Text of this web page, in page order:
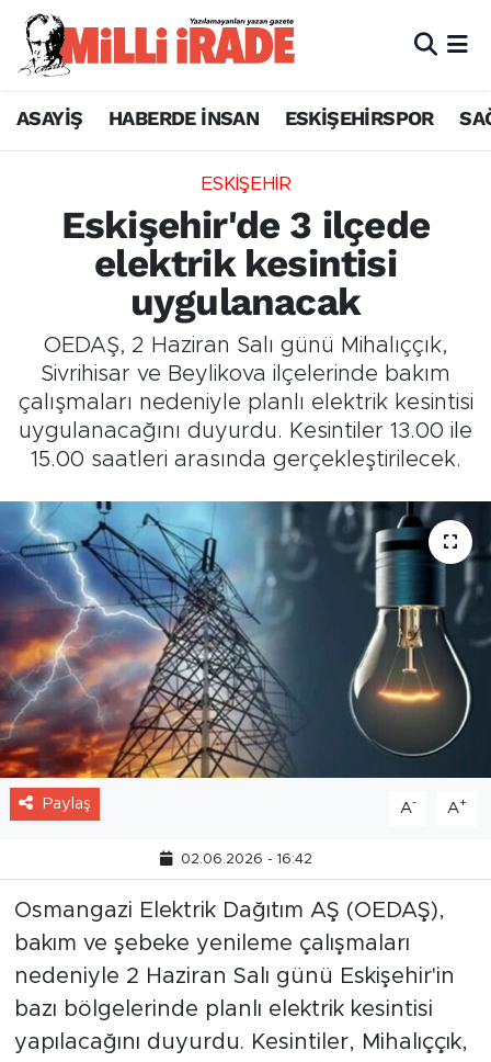
ASAYİŞ HABERDE İNSAN ESKİŞEHİRSPOR
ESKİŞEHİR
Eskişehir'de 3 ilçede
elektrik kesintisi
uygulanacak
OEDAŞ, 2 Haziran Salı günü Mihalıççık,
Sivrihisar ve Beylikova ilçelerinde bakım
çalışmaları nedeniyle planlı elektrik kesintisi
uygulanacağını duyurdu. Kesintiler 13.00 ile
15.00 saatleri arasında gerçekleştirilecek.
Paylaş A- A+
02.06.2026 - 16:42
Osmangazi Elektrik Dağıtım AŞ (OEDAŞ),
bakım ve şebeke yenileme çalışmaları
nedeniyle 2 Haziran Salı günü Eskişehir'in
bazı bölgelerinde planlı elektrik kesintisi
yapılacağını duyurdu. Kesintiler, Mihalıççık,